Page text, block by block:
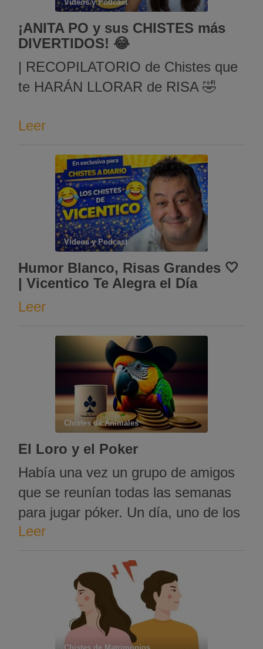
Videos y Podcast
¡ANITA PO y sus CHISTES más
DIVERTIDOS! 😂
| RECOPILATORIO de Chistes que
te HARÁN LLORAR de RISA 🤣
Leer
Videos y Podcast
Humor Blanco, Risas Grandes 🤍
| Vicentico Te Alegra el Día
Leer
Chistes de Animales
El Loro y el Poker
Había una vez un grupo de amigos
que se reunían todas las semanas
para jugar póker. Un día, uno de los
amigos propuso cambiar el lugar de
Cuando llegaron, se sorprendieron
al ver que el amigo tenía un gran
loro en una jaula …
Leer